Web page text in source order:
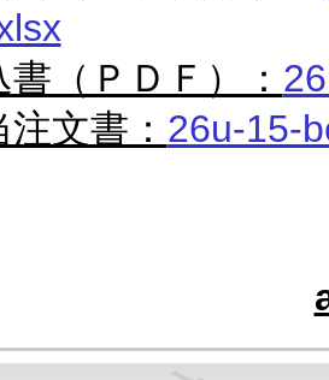
（ＰＤＦ）：
文書： 26u-15-